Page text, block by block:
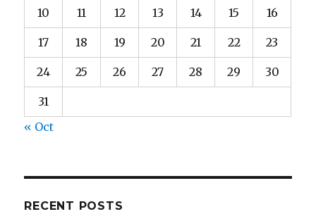
10 11 12 13 14 15 16
17 18 19 20 21 22 23
24 25 26 27 28 29 30
31
« Oct
RECENT POSTS